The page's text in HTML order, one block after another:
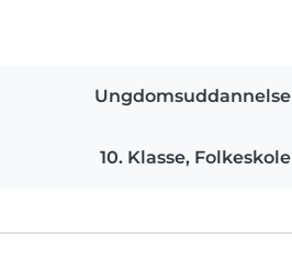
Ungdomsuddannelse
10. Klasse, Folkeskole